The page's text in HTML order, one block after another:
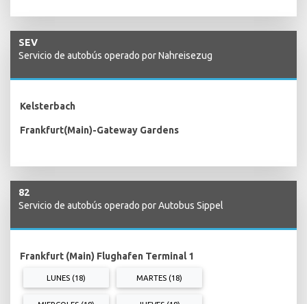
SEV
Servicio de autobús operado por Nahreisezug
Kelsterbach
Frankfurt(Main)-Gateway Gardens
82
Servicio de autobús operado por Autobus Sippel
Frankfurt (Main) Flughafen Terminal 1
LUNES (18) MARTES (18)